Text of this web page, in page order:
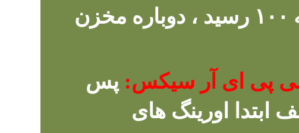
شارژ نموده و تا شارژ سلاح به ۱۰۰ رسید ، دوباره مخزن
پی ای آر سیکس: پس
ابتدا اورینگ های